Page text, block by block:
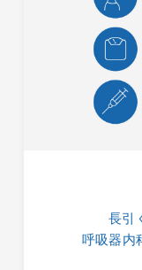
長引
呼吸器内